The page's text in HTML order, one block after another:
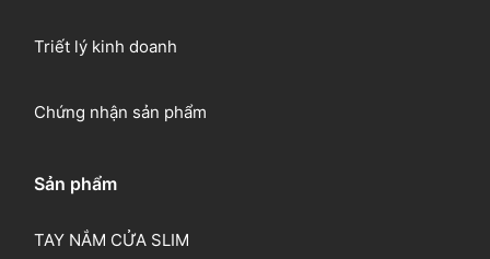
Triết lý kinh doanh
Chứng nhận sản phẩm
Sản phẩm
TAY NẮM CỬA SLIM